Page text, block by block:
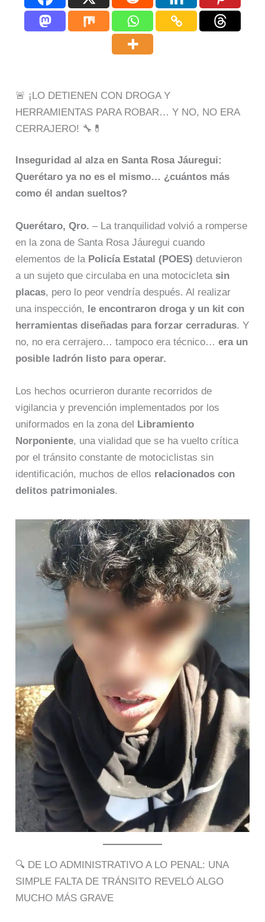
🚨 ¡LO DETIENEN CON DROGA Y
HERRAMIENTAS PARA ROBAR… Y NO, NO ERA
CERRAJERO! 🔧💊
Inseguridad al alza en Santa Rosa Jáuregui:
Querétaro ya no es el mismo… ¿cuántos más
como él andan sueltos?
Querétaro, Qro. – La tranquilidad volvió a romperse
en la zona de Santa Rosa Jáuregui cuando
elementos de la Policía Estatal (POES) detuvieron
a un sujeto que circulaba en una motocicletasin
placas, pero lo peor vendría después. Al realizar
una inspección, le encontraron droga y un kit con
herramientas diseñadas para forzar cerraduras. Y
no, no era cerrajero… tampoco era técnico…era un
posible ladrón listo para operar.
Los hechos ocurrieron durante recorridos de
vigilancia y prevención implementados por los
uniformados en la zona del
Libramiento
Norponiente, una vialidad que se ha vuelto crítica
por el tránsito constante de motociclistas sin
identificación, muchos de ellos relacionados con
delitos patrimoniales.
🔍 DE LO ADMINISTRATIVO A LO PENAL: UNA
SIMPLE FALTA DE TRÁNSITO REVELÓ ALGO
MUCHO MÁS GRAVE